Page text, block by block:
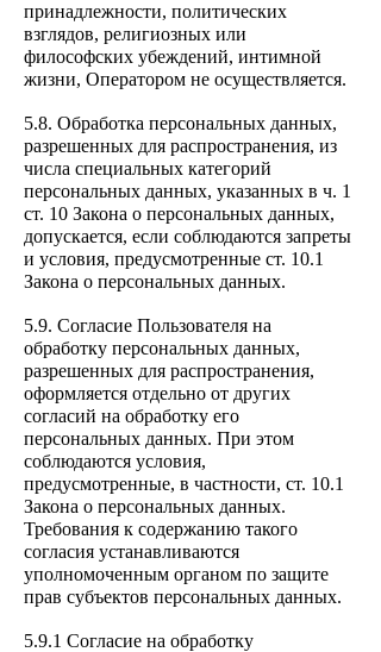
принадлежности, политических
взглядов, религиозных или
философских убеждений, интимной
жизни, Оператором не осуществляется.
5.8. Обработка персональных данных,
разрешенных для распространения, из
числа специальных категорий
персональных данных, указанных в ч. 1
ст. 10 Закона о персональных данных,
допускается, если соблюдаются запреты
и условия, предусмотренные ст. 10.1
Закона о персональных данных.
5.9. Согласие Пользователя на
обработку персональных данных,
разрешенных для распространения,
оформляется отдельно от других
согласий на обработку его
персональных данных. При этом
соблюдаются условия,
предусмотренные, в частности, ст. 10.1
Закона о персональных данных.
Требования к содержанию такого
согласия устанавливаются
уполномоченным органом по защите
прав субъектов персональных данных.
5.9.1 Согласие на обработку